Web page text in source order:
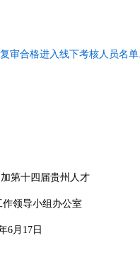
审合格进入线下考核人员名
州人才
办公室